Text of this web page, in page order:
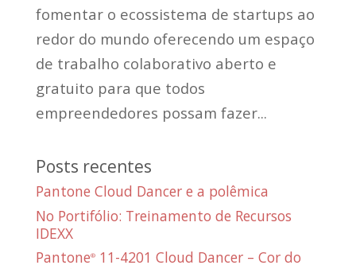
fomentar o ecossistema de startups ao
redor do mundo oferecendo um espaço
de trabalho colaborativo aberto e
gratuito para que todos
empreendedores possam fazer...
Posts recentes
Pantone Cloud Dancer e a polêmica
No Portifólio: Treinamento de Recursos
IDEXX
Pantone®11-4201 Cloud Dancer – Cor do